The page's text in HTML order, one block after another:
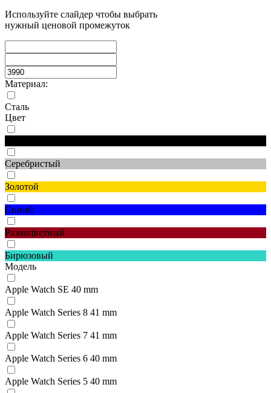
Используйте слайдер чтобы выбрать
нужный ценовой промежуток
Материал:
Сталь
Цвет
Серебристый
Золотой
Синий
Разноцветный
Бирюзовый
Модель
Apple Watch SE 40 mm
Apple Watch Series 8 41 mm
Apple Watch Series 7 41 mm
Apple Watch Series 6 40 mm
Apple Watch Series 5 40 mm